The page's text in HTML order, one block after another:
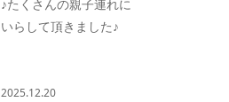
♪たくさんの親子連れに
いらして頂きました♪
2025.12.20